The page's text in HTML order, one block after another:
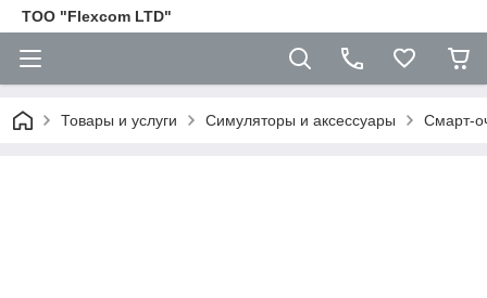
ТОО "Flexcom LTD"
Товары и услуги Симуляторы и аксессуары Смарт-